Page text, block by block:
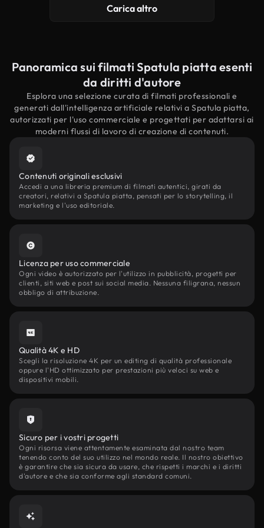
Carica altro
Panoramica sui filmati Spatula piatta esenti
da diritti d'autore
Esplora una selezione curata di filmati professionali e
generati dall'intelligenza artificiale relativi a Spatula piatta,
autorizzati per l'uso commerciale e progettati per adattarsi ai
moderni flussi di lavoro di creazione di contenuti.
Contenuti originali esclusivi
Accedi a una libreria premium di filmati autentici, girati da
creatori, relativi a Spatula piatta, pensati per lo storytelling, il
marketing e l'uso editoriale.
Licenza per uso commerciale
Ogni video è autorizzato per l'utilizzo in pubblicità, progetti per
clienti, siti web e post sui social media. Nessuna filigrana, nessun
obbligo di attribuzione.
Qualità 4K e HD
Scegli la risoluzione 4K per un editing di qualità professionale
oppure l'HD ottimizzato per prestazioni più veloci su web e
dispositivi mobili.
Sicuro per i vostri progetti
Ogni risorsa viene attentamente esaminata dal nostro team
tenendo conto del suo utilizzo nel mondo reale. Il nostro obiettivo
è garantire che sia sicura da usare, che rispetti i marchi e i diritti
d'autore e che sia conforme agli standard comuni.